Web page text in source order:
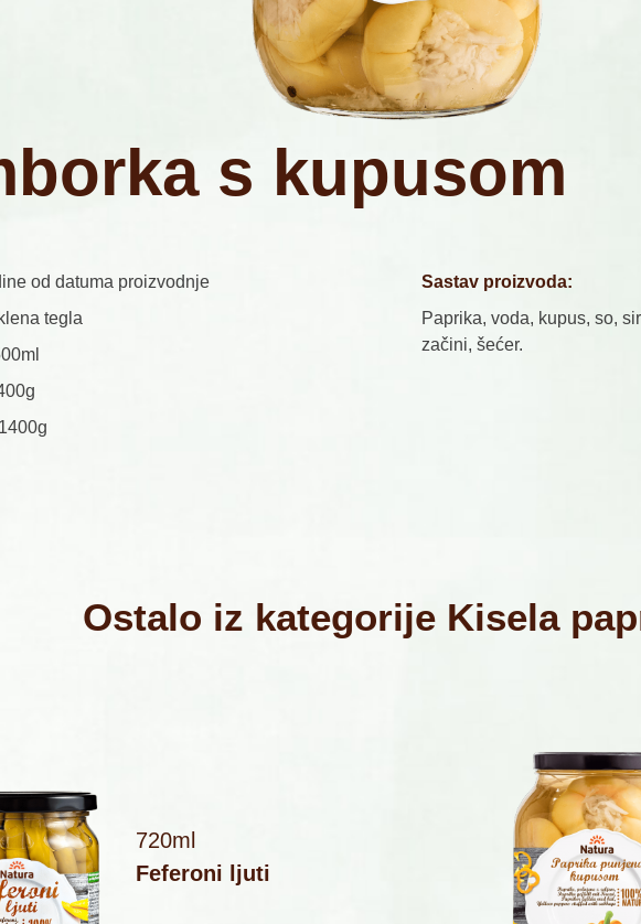
borka s kupusom
od datuma proizvodnje
tegla
1400g
Sastav proizvoda:
Paprika, voda, kupus, so,
začini, šećer.
Ostalo iz kategorije Kisela
720ml
Feferoni ljuti